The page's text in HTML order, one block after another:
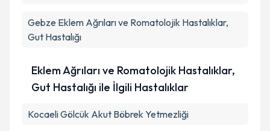
Gebze Eklem Ağrıları ve Romatolojik Hastalıklar,
Gut Hastalığı
Eklem Ağrıları ve Romatolojik Hastalıklar,
Gut Hastalığı ile İlgili Hastalıklar
Kocaeli Gölcük Akut Böbrek Yetmezliği